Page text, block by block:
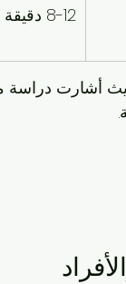
8-12 دقيقة
أشارت دراسة